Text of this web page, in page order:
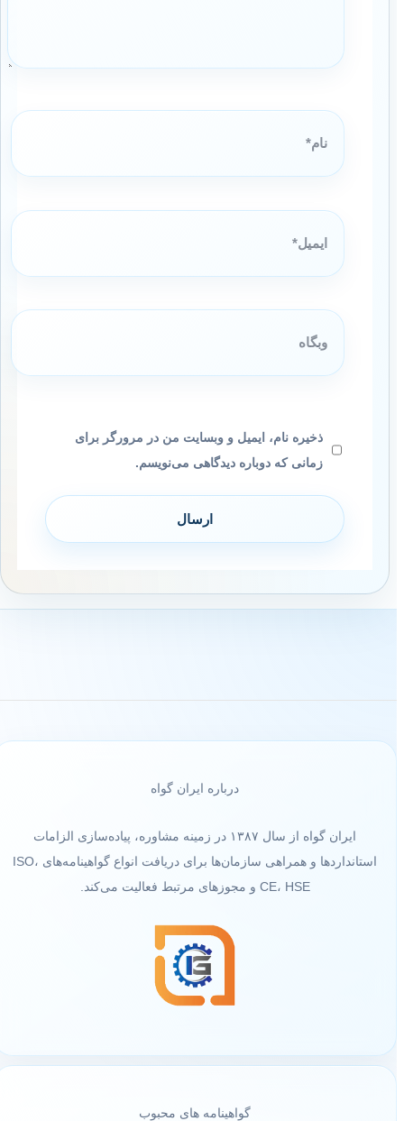
نام*
ایمیل*
وبگاه
ذخیره نام، ایمیل و وبسایت من در مرورگر برای
زمانی که دوباره دیدگاهی می‌نویسم.
درباره ایران گواه
ایران گواه از سال ۱۳۸۷ در زمینه مشاوره، پیاده‌سازی الزامات
استانداردها و همراهی سازمان‌ها برای دریافت انواع گواهینامه‌های ISO،
CE، HSE و مجوزهای مرتبط فعالیت می‌کند.
گواهینامه های محبوب